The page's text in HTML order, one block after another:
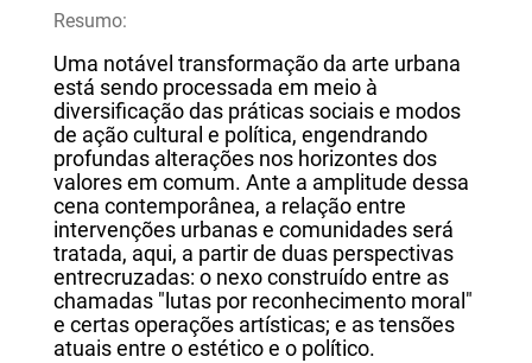
Resumo:
Uma notável transformação da arte urbana
está sendo processada em meio à
diversificação das práticas sociais e modos
de ação cultural e política, engendrando
profundas alterações nos horizontes dos
valores em comum. Ante a amplitude dessa
cena contemporânea, a relação entre
intervenções urbanas e comunidades será
tratada, aqui, a partir de duas perspectivas
entrecruzadas: o nexo construído entre as
chamadas "lutas por reconhecimento moral"
e certas operações artísticas; e as tensões
atuais entre o estético e o político.